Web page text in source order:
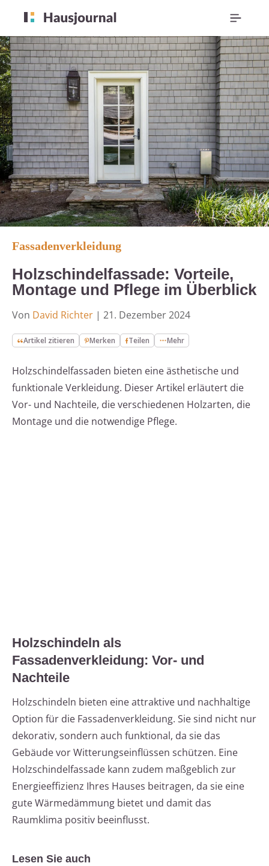
Fassadenverkleidung
Holzschindelfassade: Vorteile,
Montage und Pflege im Überblick
Von David Richter | 21. Dezember 2024
Artikel zitieren Merken Teilen Mehr
Holzschindelfassaden bieten eine ästhetische und
funktionale Verkleidung. Dieser Artikel erläutert die
Vor- und Nachteile, die verschiedenen Holzarten, die
Montage und die notwendige Pflege.
Holzschindeln als
Fassadenverkleidung: Vor- und
Nachteile
Holzschindeln bieten eine attraktive und nachhaltige
Option für die Fassadenverkleidung. Sie sind nicht nur
dekorativ, sondern auch funktional, da sie das
Gebäude vor Witterungseinflüssen schützen. Eine
Holzschindelfassade kann zudem maßgeblich zur
Energieeffizienz Ihres Hauses beitragen, da sie eine
gute Wärmedämmung bietet und damit das
Raumklima positiv beeinflusst.
Lesen Sie auch